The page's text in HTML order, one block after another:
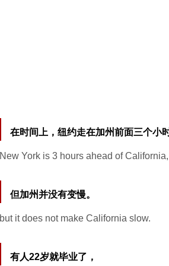
在时间上，纽约走在加州前面三个小
New York is 3 hours ahead of California,
但加州并没有变慢。
but it does not make California slow.
有人22岁就毕业了，